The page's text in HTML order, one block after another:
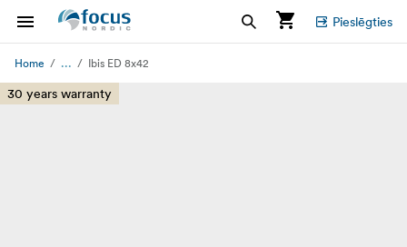
Pieslēgties
Home ... Ibis ED 8x42
30 years warranty